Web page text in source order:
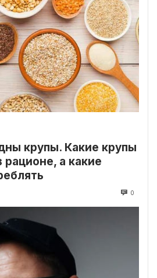
крупы. Какие крупы
а какие
0